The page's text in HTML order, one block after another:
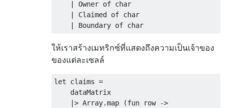
    | Owner of char
    | Claimed of char
ให้เราสร้างเมทริกซ์ที่แสดงถึงความเป็นเจ้าของ
ของแต่ละเซลล์
let claims =
    dataMatrix
    |> Array.map (fun row ->